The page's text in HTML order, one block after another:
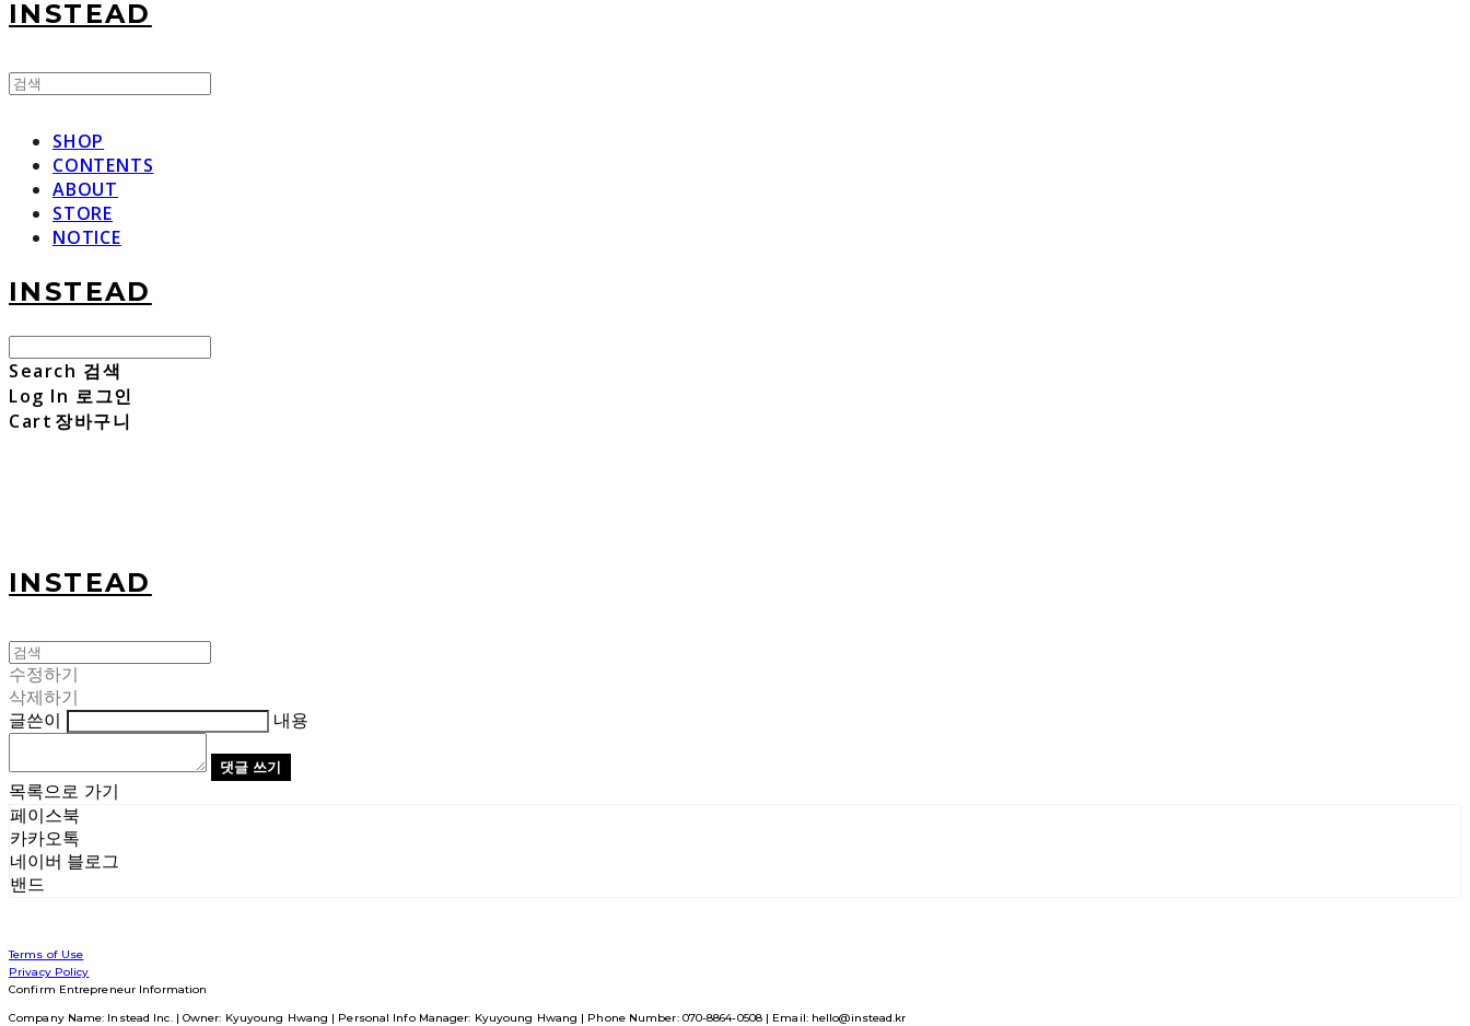
INSTEAD
SHOP
CONTENTS
ABOUT
STORE
NOTICE
INSTEAD
Search 검색
Log In 로그인
Cart 장바구니
INSTEAD
수정하기
삭제하기
글쓴이
내용
댓글 쓰기
목록으로 가기
페이스북
카카오톡
네이버 블로그
밴드
Terms of Use
Privacy Policy
Confirm Entrepreneur Information
Company Name: Instead Inc. | Owner: Kyuyoung Hwang | Personal Info Manager: Kyuyoung Hwang | Phone Number: 070-8864-0508 | Email: hello@instead.kr